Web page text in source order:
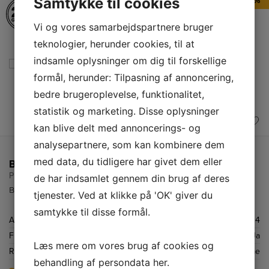
Bosch Induktionskogeplade
PIX61RHC1E
Bosch induktionskogeplade med 4 kogezoner og flex zone.
Antal kogefelter
4
Flexzone
Ja
Rammetype
Uden ramme
Vi og vores samarbejdspartnere bruger
teknologier, herunder cookies, til at
indsamle oplysninger om dig til forskellige
formål, herunder: Tilpasning af annoncering,
bedre brugeroplevelse, funktionalitet,
statistik og marketing. Disse oplysninger
kan blive delt med annoncerings- og
analysepartnere, som kan kombinere dem
med data, du tidligere har givet dem eller
de har indsamlet gennem din brug af deres
tjenester. Ved at klikke på 'OK' giver du
samtykke til disse formål.
Læs mere om vores brug af cookies og
behandling af persondata her.